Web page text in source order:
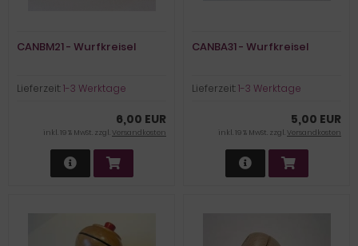
CANBM21 - Wurfkreisel
Lieferzeit:1-3 Werktage
6,00 EUR
inkl. 19 % MwSt. zzgl.Versandkosten
CANBA31 - Wurfkreisel
Lieferzeit:1-3 Werktage
5,00 EUR
inkl. 19 % MwSt. zzgl.Versandkosten